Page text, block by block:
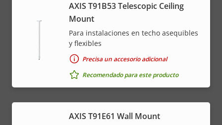
AXIS T91B53 Telescopic Ceiling
Mount
Para instalaciones en techo asequibles
y flexibles
Precisa un accesorio adicional
Recomendado para este producto
AXIS T91E61 Wall Mount